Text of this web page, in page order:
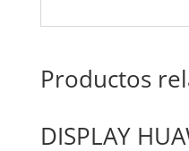
Productos
DISPLAY